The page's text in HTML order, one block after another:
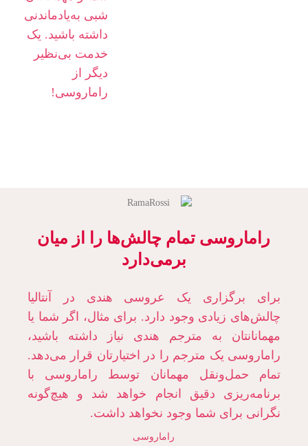
شبی به‌یادماندنی
داشته باشید. یک
خدمت بی‌نظیر
دیگر از
راماروسی!
راماروسی تمام چالش‌ها را از میان
برمی‌دارد
برای برگزاری یک عروسی هندی در آنتالیا
چالش‌های زیادی وجود دارد. برای مثال، اگر شما یا
مهمانانتان به مترجم هندی نیاز داشته باشید،
راماروسی یک مترجم را در اختیارتان قرار می‌دهد.
تمام حمل‌ونقل مهمانان توسط راماروسی با
برنامه‌ریزی دقیق انجام خواهد شد و هیچ‌گونه
نگرانی برای شما وجود نخواهد داشت.
راماروسی